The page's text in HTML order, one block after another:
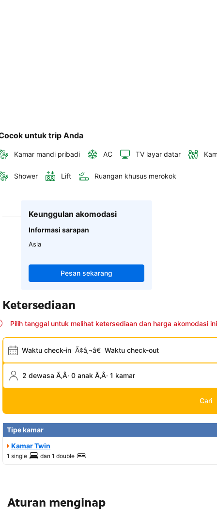
untuk trip Anda
Kamar mandi pribadi AC TV layar datar
Shower Lift Ruangan khusus merokok
Keunggulan akomodasi
Informasi sarapan
Asia
Pesan sekarang
Ketersediaan
Pilih tanggal untuk melihat ketersediaan dan harga akomodasi ini
Waktu check-in Ã¢â‚¬â€ Waktu check-out
2 dewasa Ã‚Â· 0 anak Ã‚Â· 1 kamar
Cari
Tipe kamar
Kamar Twin
1 single dan 1 double
Aturan menginap